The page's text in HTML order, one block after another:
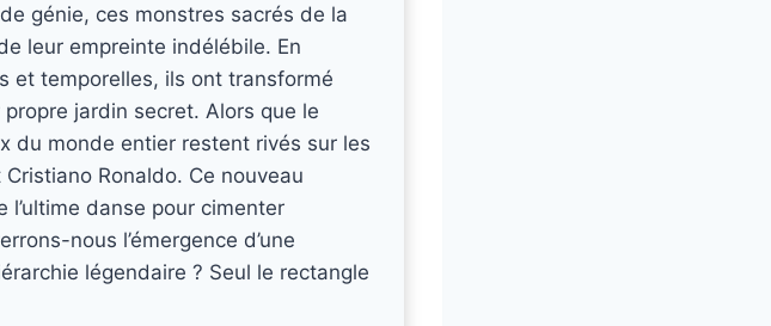
génie, ces monstres sacrés de la
leur empreinte indélébile. En
et temporelles, ils ont transformé
jardin secret. Alors que le
du monde entier restent rivés sur les
Ronaldo. Ce nouveau
l’ultime danse pour cimenter
nous l’émergence d’une
légendaire ? Seul le rectangle